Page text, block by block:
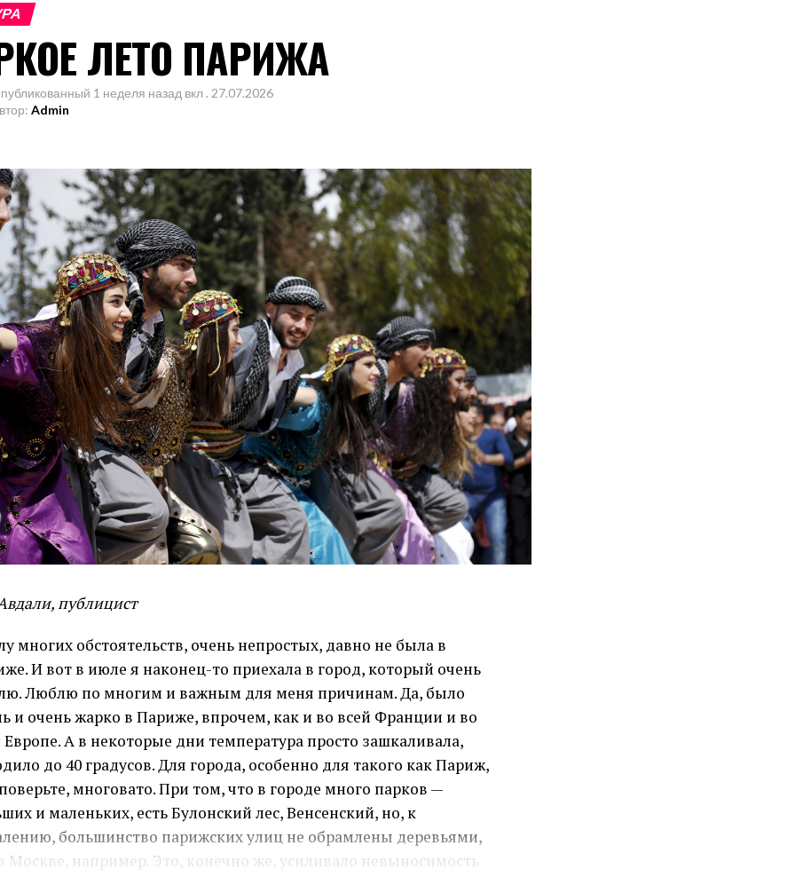
ЛЕТО ПАРИЖА
1 неделя назад вкл . 27.07.2026
Admin
публицист
многих обстоятельств, очень непростых, давно не была в
И вот в июле я наконец-то приехала в город, который очень
Люблю по многим и важным для меня причинам. Да, было
и очень жарко в Париже, впрочем, как и во всей Франции и во
Европе. А в некоторые дни температура просто зашкаливала,
до 40 градусов. Для города, особенно для такого как Париж,
многовато. При том, что в городе много парков —
и маленьких, есть Булонский лес, Венсенский, но, к
большинство парижских улиц не обрамлены деревьями,
Москве, например. Это, конечно же, усиливало невыносимость